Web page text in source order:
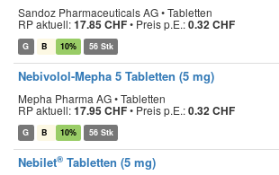
Sandoz Pharmaceuticals AG • Tabletten
RP aktuell:17.85 CHF• Preis p.E.:0.32 CHF
G B 10% 56 Stk
Nebivolol-Mepha 5 Tabletten (5 mg)
Mepha Pharma AG • Tabletten
RP aktuell:17.95 CHF• Preis p.E.:0.32 CHF
G B 10% 56 Stk
Nebilet® Tabletten (5 mg)